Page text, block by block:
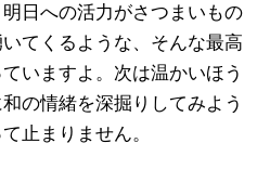
日への活力がさつまいもの
てくるような、そんな最高
いますよ。次は温かいほう
の情緒を深掘りしてみよう
止まりません。